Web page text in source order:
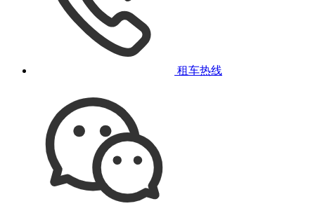
租车热线